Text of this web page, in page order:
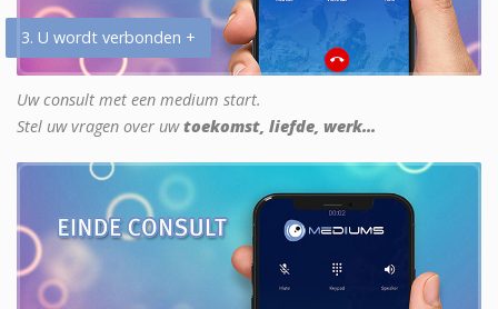
3. U wordt verbonden +
Uw consult met een medium start.
Stel uw vragen over uwtoekomst, liefde, werk...